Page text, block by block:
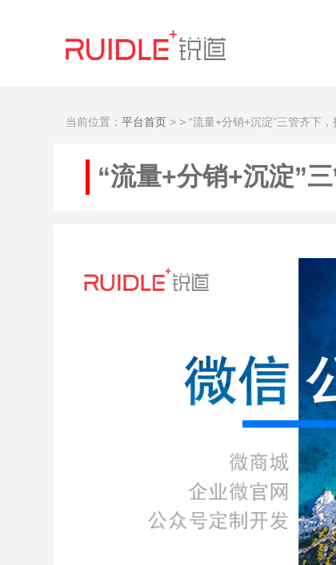
当前位置： 平台首页 > > “流量+分销+沉淀”三管齐下
“流量+分销+沉淀”